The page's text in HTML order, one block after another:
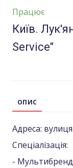
Працює
Київ.
Service"
ОПИС
Адреса:
Спеціалізація:
- Мультибренд